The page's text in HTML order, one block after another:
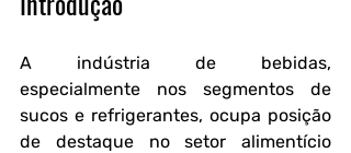
A indústria de bebidas,
especialmente nos segmentos de
sucos e refrigerantes, ocupa posição
de destaque no setor alimentício